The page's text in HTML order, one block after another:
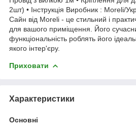
2шт) • Інструкція Виробник : Moreli/
Сайн від Moreli - це стильний і
для вашого приміщення. Його
функціональність роблять його
якого інтер'єру.
Приховати
Характеристики
Основні